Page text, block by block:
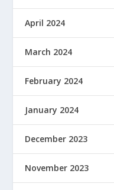
April 2024
March 2024
February 2024
January 2024
December 2023
November 2023